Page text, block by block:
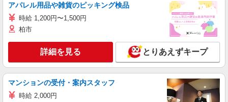
アパレル用品や雑貨のピッキング検品
時給 1,200円〜1,500円
柏市
詳細を見る とりあえずキープ
マンションの受付・案内スタッフ
時給 2,000円